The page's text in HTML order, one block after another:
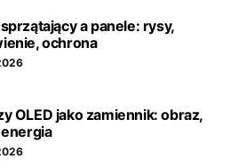
a panele: rysy,
ochrona
OLED jako zamiennik: obraz,